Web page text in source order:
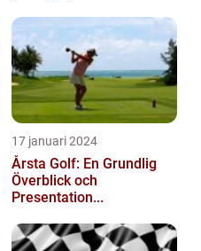
17 januari 2024
Årsta Golf: En Grundlig
Överblick och
Presentation...